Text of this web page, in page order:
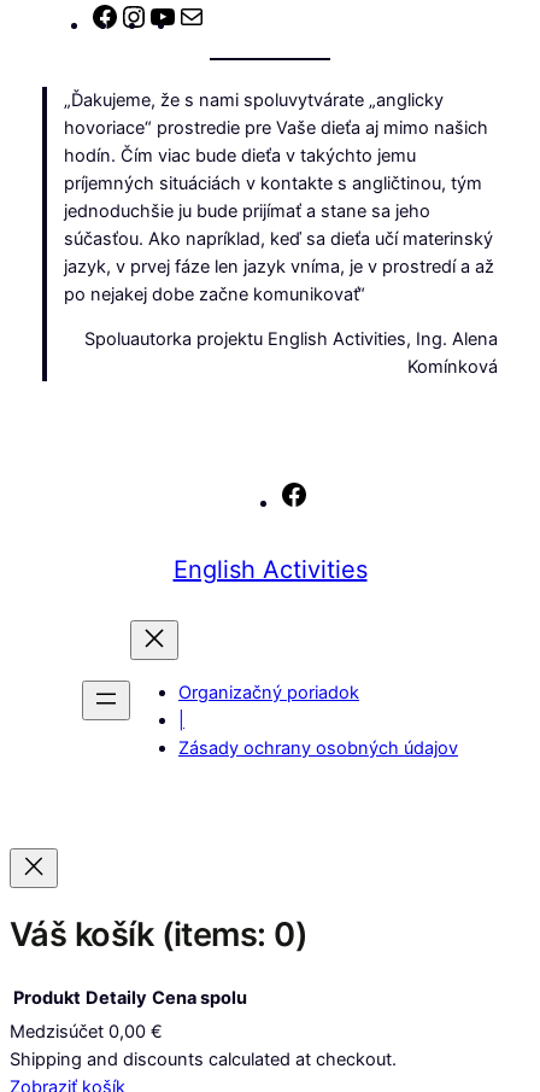
Facebook
Instagram
YouTube
„Ďakujeme, že s nami spoluvytvárate „anglicky
hovoriace“ prostredie pre Vaše dieťa aj mimo našich
hodín. Čím viac bude dieťa v takýchto jemu
príjemných situáciách v kontakte s angličtinou, tým
jednoduchšie ju bude prijímať a stane sa jeho
súčasťou. Ako napríklad, keď sa dieťa učí materinský
jazyk, v prvej fáze len jazyk vníma, je v prostredí a až
po nejakej dobe začne komunikovať“
Spoluautorka projektu English Activities, Ing. Alena
Komínková
English Activities
Organizačný poriadok
Zásady ochrany osobných údajov
Váš košík (items: 0)
Produkty
Produkt Detaily Cena spolu
Medzisúčet 0,00 €
Shipping and discounts calculated at checkout.
Zobraziť košík